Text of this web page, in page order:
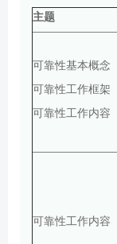
主题
可靠性基本概念
可靠性工作框架
可靠性工作内容
可靠性工作内容